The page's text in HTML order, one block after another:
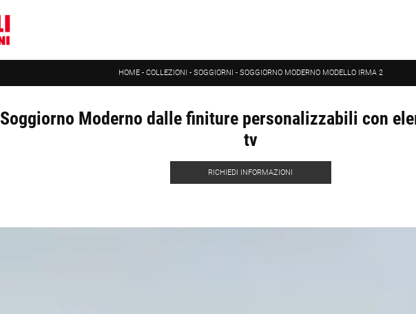
HOME - COLLEZIONI - SOGGIORNI - SOGGIORNO MODERNO MODELLO IRMA 2
Soggiorno Moderno dalle finiture personalizzabili con
tv
RICHIEDI INFORMAZIONI